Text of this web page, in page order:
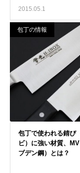
2015.05.1
包丁の情報